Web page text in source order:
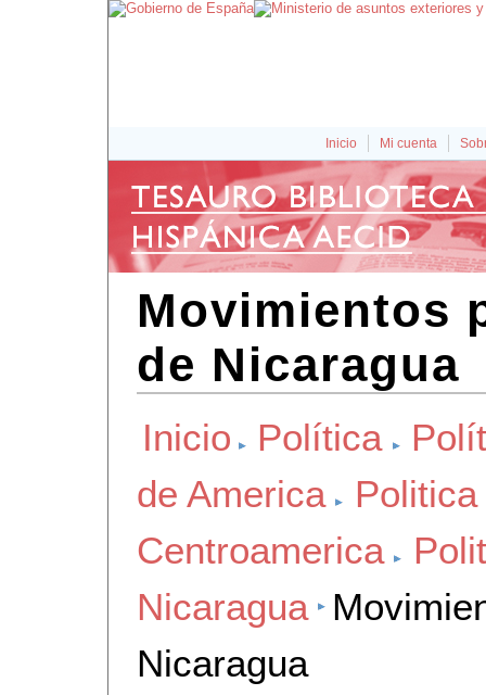
Inicio Mi cuenta
Movimientos
de Nicaragua
Inicio Política
de America
Centroamerica
Nicaragua
Nicaragua